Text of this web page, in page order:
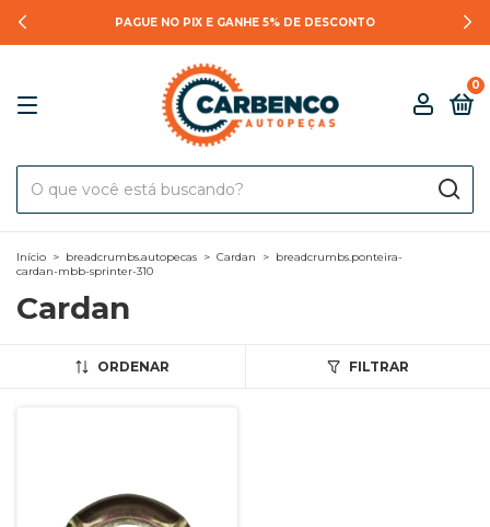
PAGUE NO PIX E GANHE 5% DE DESCONTO
0
Início > breadcrumbs.autopecas > Cardan > breadcrumbs.ponteira-
cardan-mbb-sprinter-310
Cardan
ORDENAR FILTRAR